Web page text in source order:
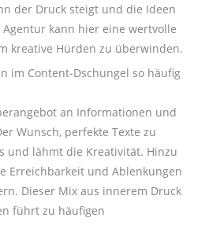
der Druck steigt und die Ideen
kann hier eine wertvolle
kreative Hürden zu überwinden.
im Content-Dschungel so häufig
an Informationen und
Wunsch, perfekte Texte zu
und lähmt die Kreativität. Hinzu
Erreichbarkeit und Ablenkungen
Dieser Mix aus innerem Druck
führt zu häufigen